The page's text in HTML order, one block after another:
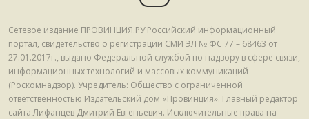
Сетевое издание ПРОВИНЦИЯ.РУ Российский информационный
портал, свидетельство о регистрации СМИ ЭЛ № ФС 77 – 68463 от
27.01.2017г., выдано Федеральной службой по надзору в сфере связи,
информационных технологий и массовых коммуникаций
(Роскомнадзор). Учредитель: Общество с ограниченной
ответственностью Издательский дом «Провинция». Главный редактор
сайта Лифанцев Дмитрий Евгеньевич. Исключительные права на